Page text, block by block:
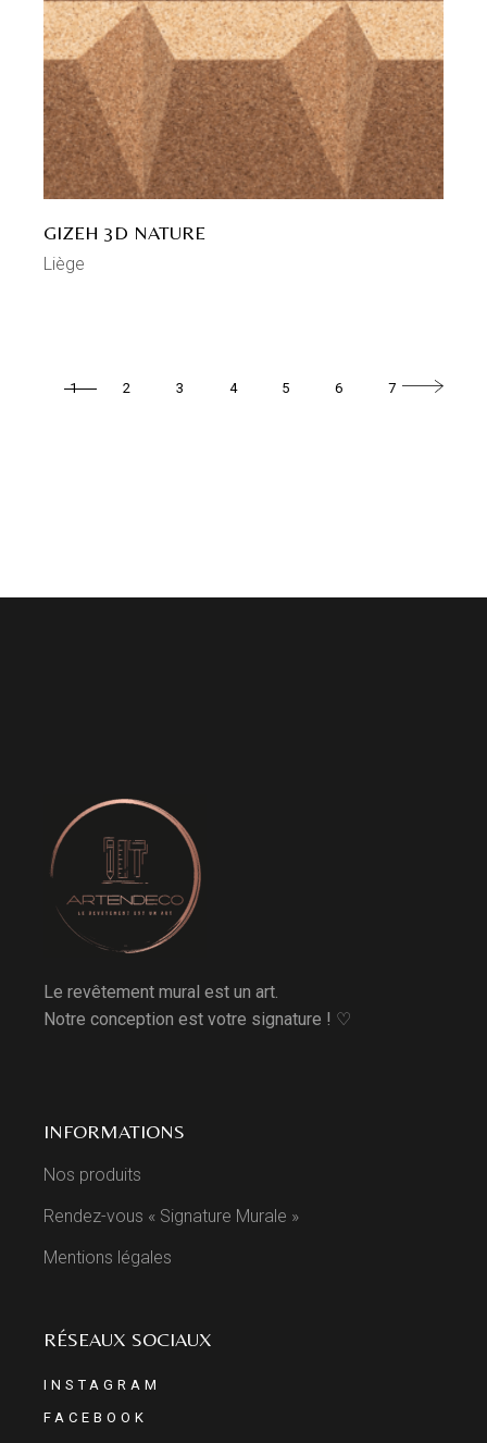
GIZEH 3D NATURE
Liège
1 2 3 4 5 6 7
Le revêtement mural est un art.
Notre conception est votre signature ! ♡
INFORMATIONS
Nos produits
Rendez-vous « Signature Murale »
Mentions légales
RÉSEAUX SOCIAUX
INSTAGRAM
FACEBOOK